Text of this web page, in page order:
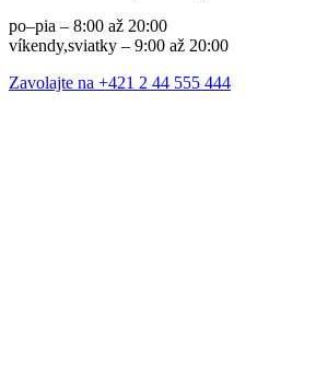
po–pia – 8:00 až 20:00
víkendy,sviatky – 9:00 až 20:00
Zavolajte na +421 2 44 555 444